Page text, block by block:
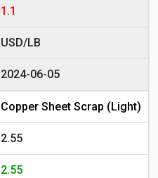
1.1
USD/LB
2024-06-05
Copper Sheet Scrap (Light)
2.55
2.55